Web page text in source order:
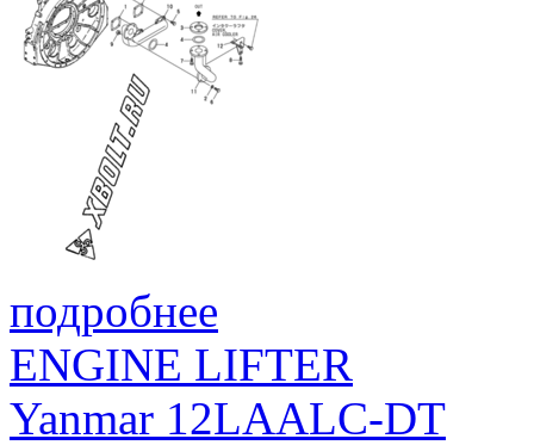
подробнее
ENGINE LIFTER
Yanmar 12LAALC-DT